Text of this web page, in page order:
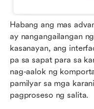
Habang ang mas
ay nangangailangan
kasanayan, ang
pa sa sapat para sa
nag-aalok ng
pamilyar sa mga
pagproseso ng salita.